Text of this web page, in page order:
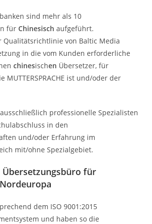
sind mehr als 10
fürChinesisch aufgeführt.
Qualitätsrichtlinie von Baltic Media
in die vom Kunden erforderliche
chinesischen Übersetzer, für
MUTTERSPRACHE ist und/oder der
professionelle Spezialisten
in den
und/oder Erfahrung im
mit/ohne Spezialgebiet.
Übersetzungsbüro für
dem ISO 9001:2015
und haben so die